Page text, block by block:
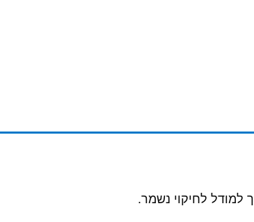
למודל לחיקוי נשמר.